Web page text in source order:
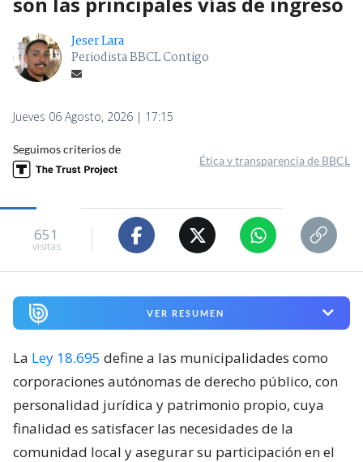
Jeser Lara
Periodista BBCL Contigo
Jueves 06 Agosto, 2026 | 17:15
Seguimos criterios de
Ética y transparencia de BBCL
651
visitas
VER RESUMEN
La Ley 18.695 define a las municipalidades como
corporaciones autónomas de derecho público, con
personalidad jurídica y patrimonio propio, cuya
finalidad es satisfacer las necesidades de la
comunidad local y asegurar su participación en el